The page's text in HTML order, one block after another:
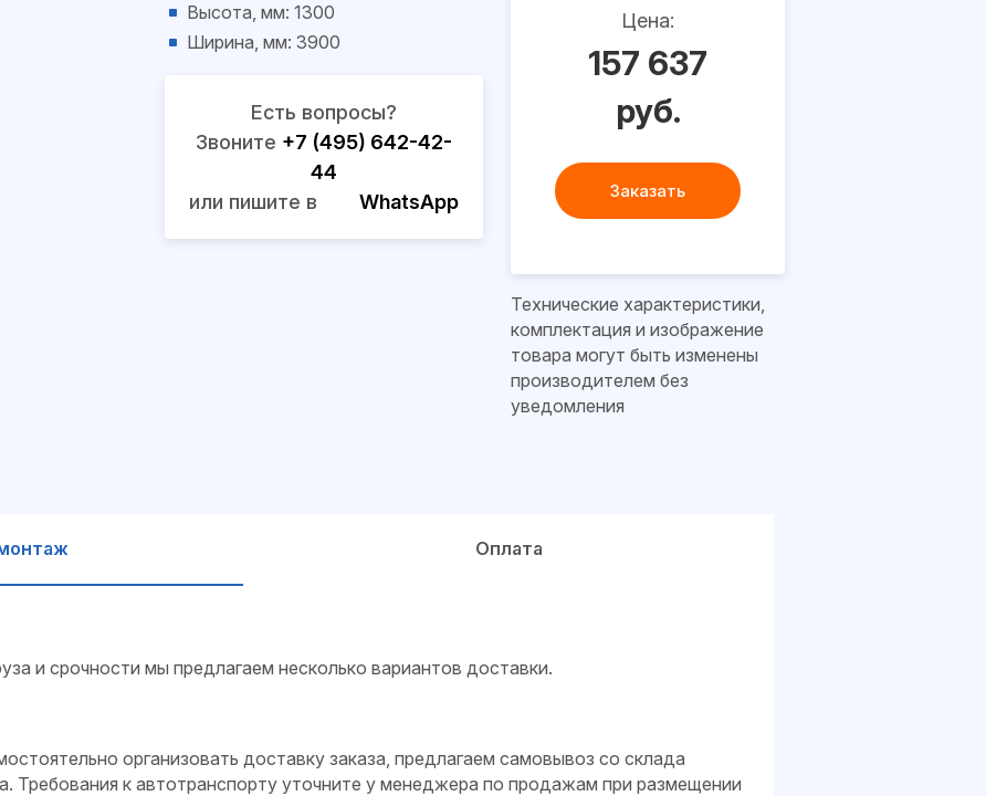
Высота, мм: 1300
Ширина, мм: 3900
Есть вопросы?
Звоните +7 (495) 642-42-
44
или пишите в
WhatsApp
Цена:
157 637
руб.
Заказать
Технические характеристики,
комплектация и изображение
товара могут быть изменены
производителем без
уведомления
Оплата
и срочности мы предлагаем несколько вариантов доставки.
организовать доставку заказа, предлагаем самовывоз со склада
Требования к автотранспорту уточните у менеджера по продажам при размещении